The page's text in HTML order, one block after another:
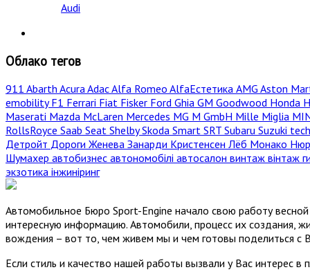
Audi
Облако тегов
911 Abarth AcuraAdacAlfa Romeo AlfaЕстетика AMG Aston
emobilityF1 Ferrari Fiat Fisker Ford Ghia GM Goodwood Honda
Maserati Mazda McLaren Mercedes MG M GmbH Mille Miglia
RollsRoyce Saab Seat ShelbySkoda Smart SRT Subaru Suzuki
Детройт Дороги Женева Занарди Кристенсен Лёб Монако
Шумахер автобизнес автономобілі автосалон винтаж вінтаж
экзотика інжиніринг
Автомобильное Бюро Sport-Engine начало свою работу
интересную информацию. Автомобили, процесс их создания,
вождения – вот то, чем живем мы и чем готовы поделиться с
Если стиль и качество нашей работы вызвали у Вас интерес в